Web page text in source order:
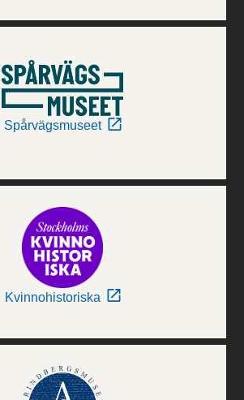
Spårvägsmuseet
Kvinnohistoriska